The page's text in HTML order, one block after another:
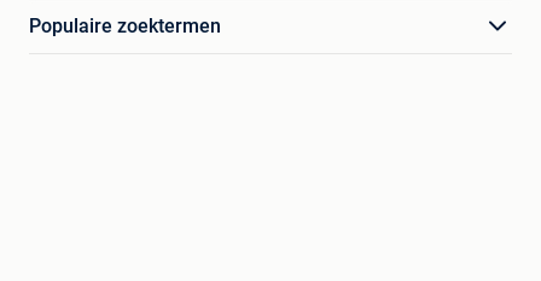
Populaire zoektermen